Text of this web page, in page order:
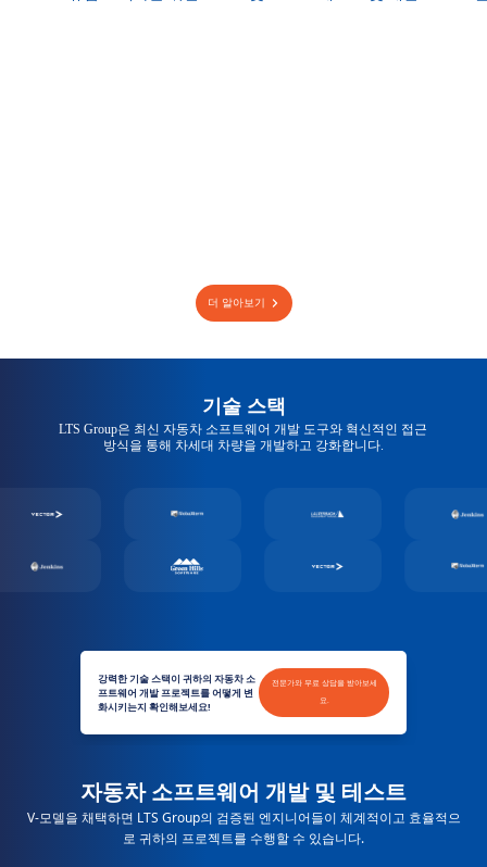
더 알아보기
기술 스택
LTS Group은 최신 자동차 소프트웨어 개발 도구와 혁신적인 접근
방식을 통해 차세대 차량을 개발하고 강화합니다.
강력한 기술 스택이 귀하의 자동차 소
프트웨어 개발 프로젝트를 어떻게 변
화시키는지 확인해보세요!
전문가와 무료 상담을 받아보세
요.
자동차 소프트웨어 개발 및 테스트
V-모델을 채택하면 LTS Group의 검증된 엔지니어들이 체계적이고 효율적으
로 귀하의 프로젝트를 수행할 수 있습니다.